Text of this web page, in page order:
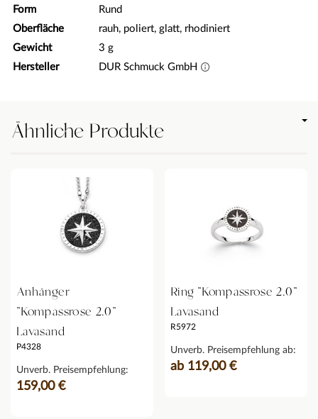
Form
Rund
Oberfläche
rauh, poliert, glatt, rhodiniert
Gewicht
3 g
Hersteller
DUR Schmuck GmbH
Ähnliche Produkte
Anhänger
"Kompassrose 2.0"
Lavasand
P4328
Unverb. Preisempfehlung:
159,00 €
Ring "Kompassrose 2.0"
Lavasand
R5972
Unverb. Preisempfehlung ab:
ab 119,00 €